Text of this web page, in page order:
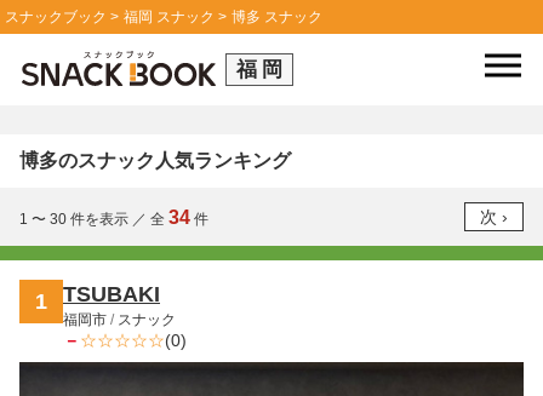
スナックブック 福岡 スナック 博多 スナック
福岡
博多のスナック人気ランキング
1 〜 30 件を表示 ／ 全 34 件
1 TSUBAKI
福岡市 / スナック
－ (0)